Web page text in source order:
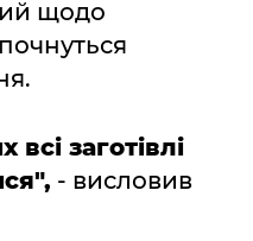
щодо
заготівлі
- висловив